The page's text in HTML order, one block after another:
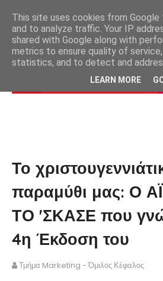
Το
παραμύθι μας: Ο
ΤΟ 'ΣΚΑΣΕ που
4η Έκδοση του
Τμήμα Marketing - Όμιλος Κέφαλος
This site uses cookies from
and to analyze traffic. Your IP
shared with Google along with
metrics to ensure quality of
statistics, and to detect and
LEARN MORE